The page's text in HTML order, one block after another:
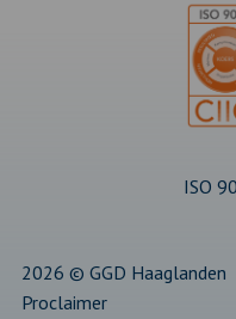
ISO
2026 © GGD Haaglanden
Proclaimer